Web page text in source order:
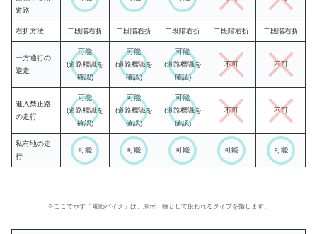
道路
右折方法 二段階右折 二段階右折 二段階右折 二段階右折 二段階右折
一方通行の
逆走
可能
(道路標識を
確認)
可能
(道路標識を
確認)
可能
(道路標識を
確認)
不可 不可
進入禁止路
の走行
可能
(道路標識を
確認)
可能
(道路標識を
確認)
可能
(道路標識を
確認)
不可 不可
私有地の走
行
可能 可能 可能 可能 可能
※ここで示す「電動バイク」は、原付一種として扱われるタイプを指します。